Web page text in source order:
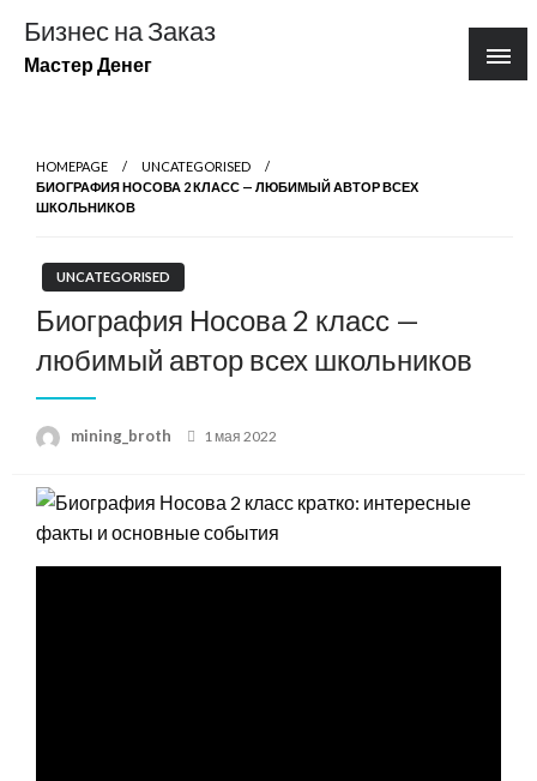
содержимому
Бизнес на Заказ
Мастер Денег
HOMEPAGE
UNCATEGORISED
БИОГРАФИЯ НОСОВА 2 КЛАСС — ЛЮБИМЫЙ АВТОР ВСЕХ
ШКОЛЬНИКОВ
UNCATEGORISED
Биография Носова 2 класс —
любимый автор всех школьников
mining_broth
Posted
1 мая 2022